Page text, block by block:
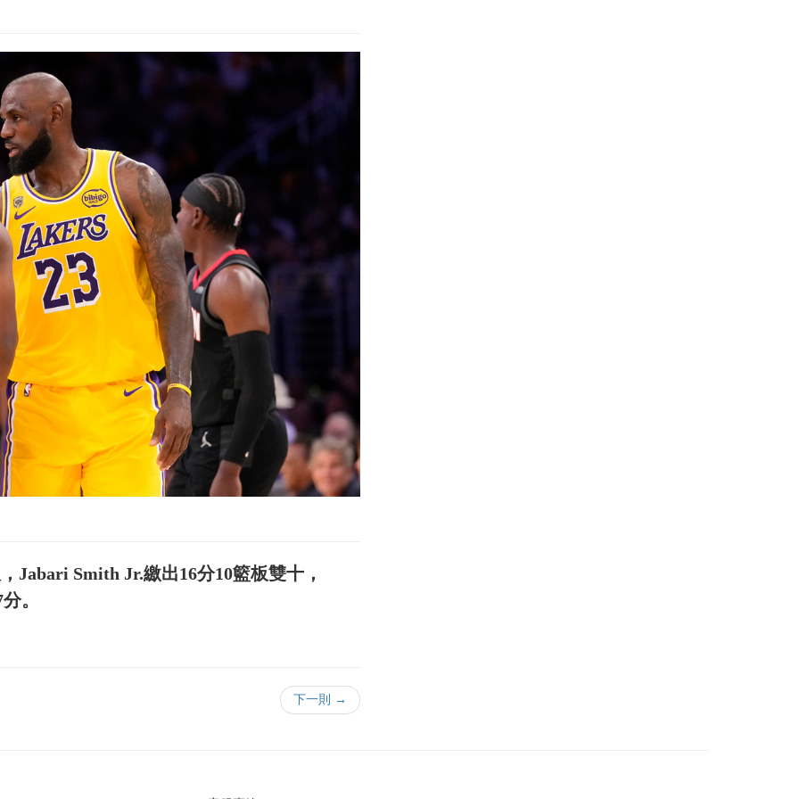
Jabari Smith Jr.繳出16分10籃板雙十，
。
下一則 →